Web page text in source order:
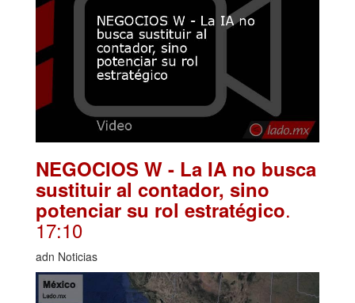
NEGOCIOS W - La IA no busca
sustituir al contador, sino
potenciar su rol estratégico.
17:10
adn Noticias